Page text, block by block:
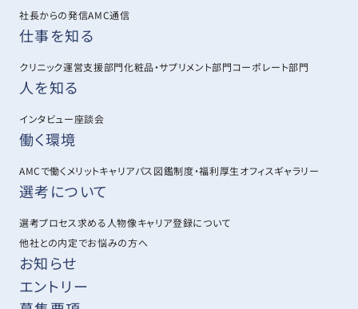
社長からの発信AMC通信
仕事を知る
クリニック運営支援部門化粧品・サプリメント部門コーポレート部門
人を知る
インタビュー座談会
働く環境
AMCで働くメリットキャリアパス図鑑制度・福利厚生オフィスギャラリー
選考について
選考プロセス求める人物像キャリア登録について
他社との内定でお悩みの方へ
お知らせ
エントリー